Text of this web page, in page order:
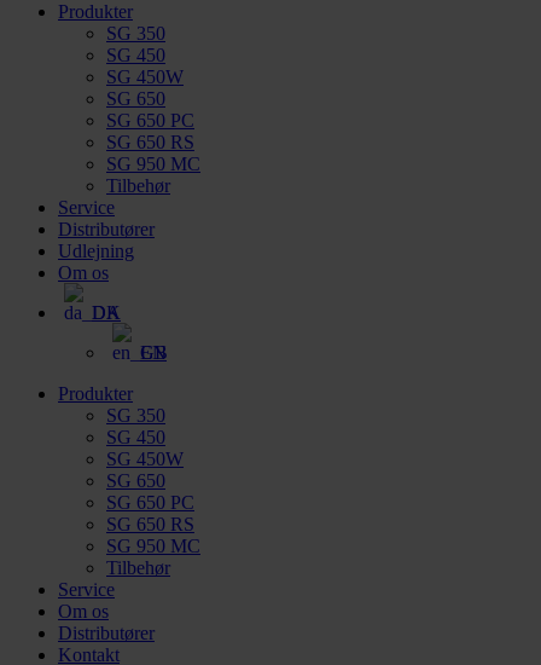
Produkter
SG 350
SG 450
SG 450W
SG 650
SG 650 PC
SG 650 RS
SG 950 MC
Tilbehør
Service
Distributører
Udlejning
Om os
DA
EN
Produkter
SG 350
SG 450
SG 450W
SG 650
SG 650 PC
SG 650 RS
SG 950 MC
Tilbehør
Service
Om os
Distributører
Kontakt